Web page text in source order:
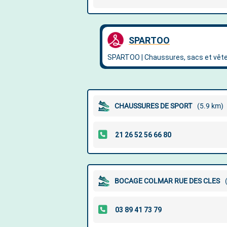
CHAUSSURES DE SPORT (5.9 km)
BOCAGE COLMAR RUE DES CLES